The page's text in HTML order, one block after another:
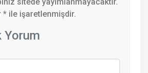
sitede yayımlanmayacaktır.
* ile işaretlenmişdir.
Yorum